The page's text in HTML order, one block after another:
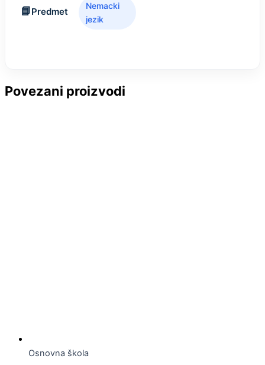
Predmet
Nemacki
jezik
Povezani proizvodi
Osnovna škola